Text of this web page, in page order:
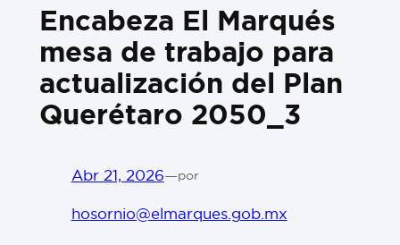
Encabeza El Marqués
mesa de trabajo para
actualización del Plan
Querétaro 2050_3
Abr 21, 2026—por
hosornio@elmarques.gob.mx